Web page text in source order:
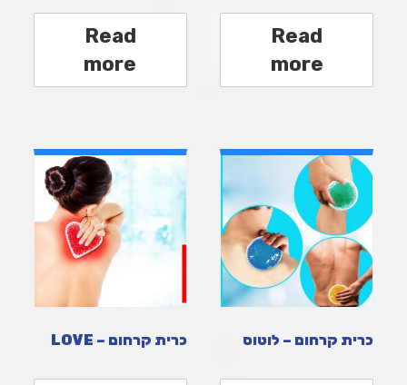
Read
more
Read
more
כרית קרחום – לוטוס כרית קרחום – LOVE